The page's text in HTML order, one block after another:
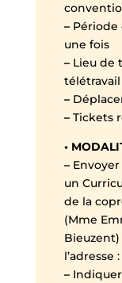
–Période
une fois
–Lieu de
–
–Tickets
•
–
un
de la
(Mme
–Indiquer